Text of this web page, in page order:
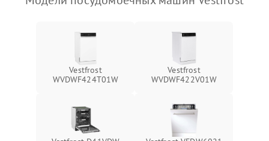
Vestfrost
WVDWF424T01W
Vestfrost
WVDWF422V01W